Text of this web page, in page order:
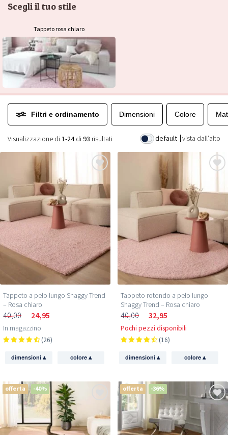
Scegli il tuo stile
Tappeto rosa chiaro
Filtri e ordinamento Dimensioni Colore
default vista dall'alto
Visualizzazione di 1-24di 93 risultati
Tappeto a pelo lungo Shaggy Trend
– Rosa chiaro
40,00 24,95
In magazzino
(26)
dimensioni▴ colore ▴
Tappeto rotondo a pelo lungo
Shaggy Trend – Rosa chiaro
40,00 32,95
Pochi pezzi disponibili
(16)
dimensioni▴ colore ▴
offerta -40% offerta -36%